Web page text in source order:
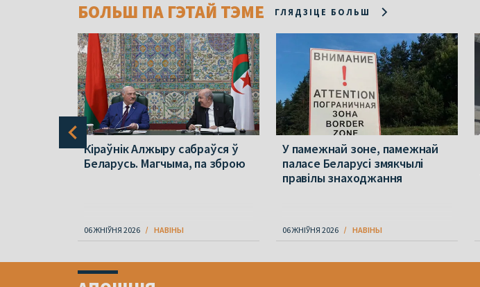
БОЛЬШ ПА ГЭТАЙ ТЭМЕ ГЛЯДЗІЦЕ БОЛЬШ
Кіраўнік Алжыру сабраўся ў
Беларусь. Магчыма, па зброю
06 ЖНІЎНЯ 2026 НАВІНЫ
У памежнай зоне, памежнай
паласе Беларусі змякчылі
правілы знаходжання
06 ЖНІЎНЯ 2026 НАВІНЫ